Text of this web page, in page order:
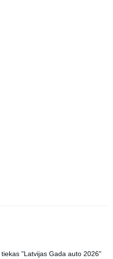
"Latvijas Gada auto 2026"